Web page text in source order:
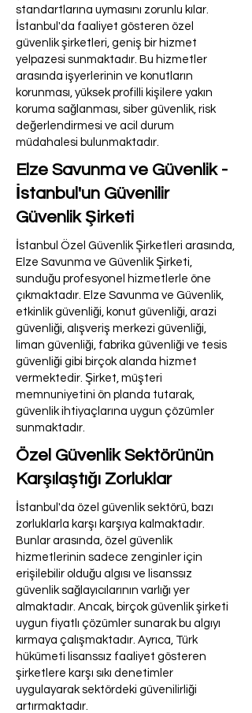
standartlarına uymasını zorunlu kılar.
İstanbul'da faaliyet gösteren özel
güvenlik şirketleri, geniş bir hizmet
yelpazesi sunmaktadır. Bu hizmetler
arasında işyerlerinin ve konutların
korunması, yüksek profilli kişilere yakın
koruma sağlanması, siber güvenlik, risk
değerlendirmesi ve acil durum
müdahalesi bulunmaktadır.
Elze Savunma ve Güvenlik -
İstanbul'un Güvenilir
Güvenlik Şirketi
İstanbul Özel Güvenlik Şirketleri arasında,
Elze Savunma ve Güvenlik Şirketi,
sunduğu profesyonel hizmetlerle öne
çıkmaktadır. Elze Savunma ve Güvenlik,
etkinlik güvenliği, konut güvenliği, arazi
güvenliği, alışveriş merkezi güvenliği,
liman güvenliği, fabrika güvenliği ve tesis
güvenliği gibi birçok alanda hizmet
vermektedir. Şirket, müşteri
memnuniyetini ön planda tutarak,
güvenlik ihtiyaçlarına uygun çözümler
sunmaktadır.
Özel Güvenlik Sektörünün
Karşılaştığı Zorluklar
İstanbul'da özel güvenlik sektörü, bazı
zorluklarla karşı karşıya kalmaktadır.
Bunlar arasında, özel güvenlik
hizmetlerinin sadece zenginler için
erişilebilir olduğu algısı ve lisanssız
güvenlik sağlayıcılarının varlığı yer
almaktadır. Ancak, birçok güvenlik şirketi
uygun fiyatlı çözümler sunarak bu algıyı
kırmaya çalışmaktadır. Ayrıca, Türk
hükümeti lisanssız faaliyet gösteren
şirketlere karşı sıkı denetimler
uygulayarak sektördeki güvenilirliği
artırmaktadır.